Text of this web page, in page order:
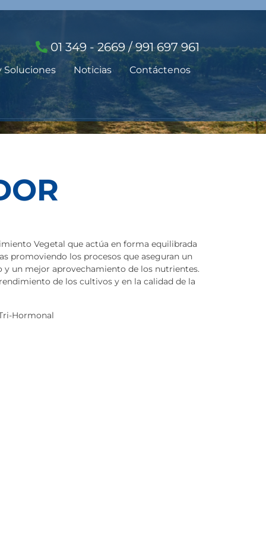
01 349 - 2669 / 991 697 961
Soluciones Noticias Contáctenos
Vegetal que actúa en forma equilibrada
promoviendo los procesos que aseguran un
un mejor aprovechamiento de los nutrientes.
de los cultivos y en la calidad de la
Hormonal